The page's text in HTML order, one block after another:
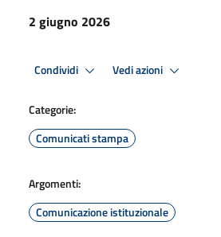
2 giugno 2026
Condividi Vedi azioni
Categorie:
Comunicati stampa
Argomenti:
Comunicazione istituzionale